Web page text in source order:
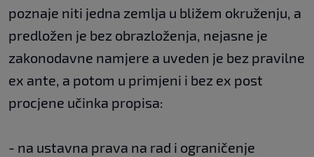
poznaje niti jedna zemlja u bližem okruženju, a
predložen je bez obrazloženja, nejasne je
zakonodavne namjere a uveden je bez pravilne
ex ante, a potom u primjeni i bez ex post
procjene učinka propisa:
- na ustavna prava na rad i ograničenje